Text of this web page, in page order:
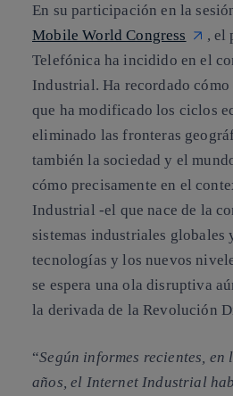
En su participación en la
Mobile World Congress
, el
Telefónica ha incidido en el
Industrial. Ha recordado
que ha modificado los ciclos
eliminado las fronteras
también la sociedad y el
cómo precisamente en el
Industrial -el que nace de la
sistemas industriales globales
tecnologías y los nuevos
se espera una ola disruptiva
la derivada de la Revolución
“Según informes recientes, en
años, el Internet Industrial